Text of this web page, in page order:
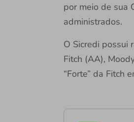
por meio de sua
administrados.
O Sicredi possui
Fitch (AA),
“Forte” da Fitch